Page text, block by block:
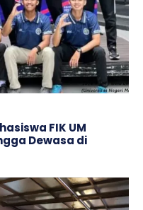
FIK UM
Dewasa di